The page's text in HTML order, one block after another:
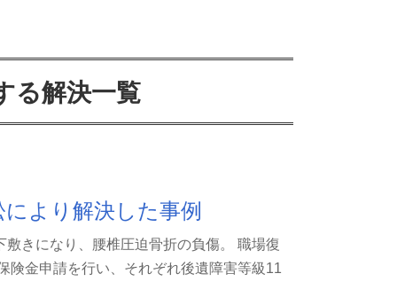
る解決一覧
より解決した事例
きになり、腰椎圧迫骨折の負傷。 職場復
険金申請を行い、それぞれ後遺障害等級11